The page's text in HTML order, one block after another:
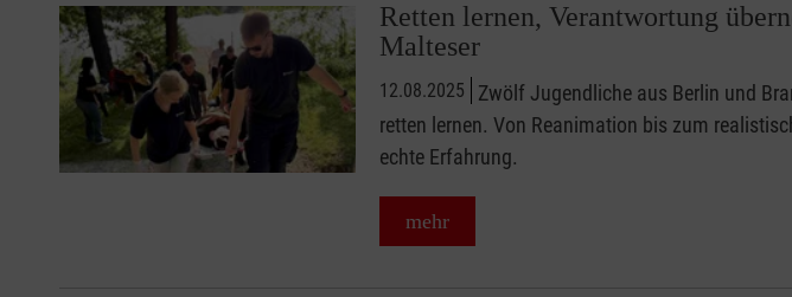
Retten lernen, Verantwortung
Malteser
12.08.2025
Zwölf Jugendliche aus Berlin und
retten lernen. Von Reanimation bis zum
echte Erfahrung.
mehr